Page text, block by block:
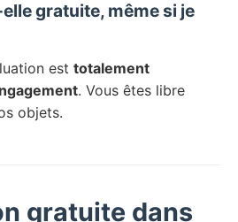
gratuite, même si je
est totalement
. Vous êtes libre
objets.
gratuite dans